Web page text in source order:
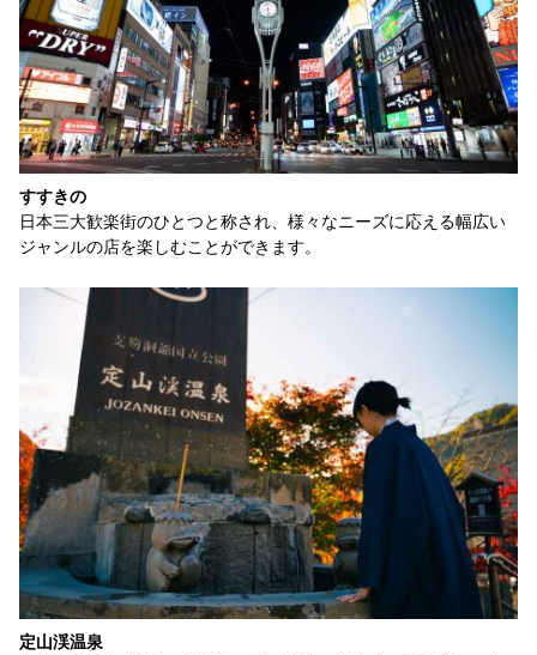
すすきの
日本三大歓楽街のひとつと称され、様々なニーズに応える幅広い
ジャンルの店を楽しむことができます。
定山渓温泉